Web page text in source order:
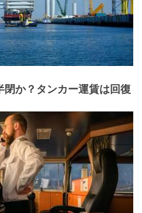
か？タンカー運賃は回復